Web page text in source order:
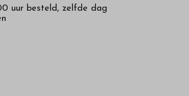
uur besteld, zelfde dag